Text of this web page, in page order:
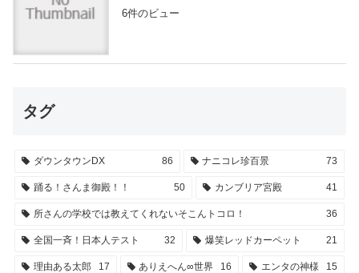
6件のビュー
タグ
ダウンタウンDX 86 ナニコレ珍百景 73
踊る！さんま御殿！！ 50 カンブリア宮殿 41
所さんの学校では教えてくれないそこんトコロ！ 36
全国一斉！日本人テスト 32 爆笑レッドカーペット 21
理由ある太郎 17 ありえへん∞世界 16 エンタの神様 15